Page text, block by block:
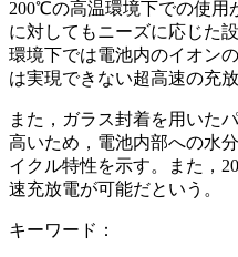
200℃の高温環境下での使用
に対してもニーズに応じた
環境下では電池内のイオン
は実現できない超高速の充
また，ガラス封着を用いた
高いため，電池内部への水
イクル特性を示す。また，
速充放電が可能だという。
キーワード：